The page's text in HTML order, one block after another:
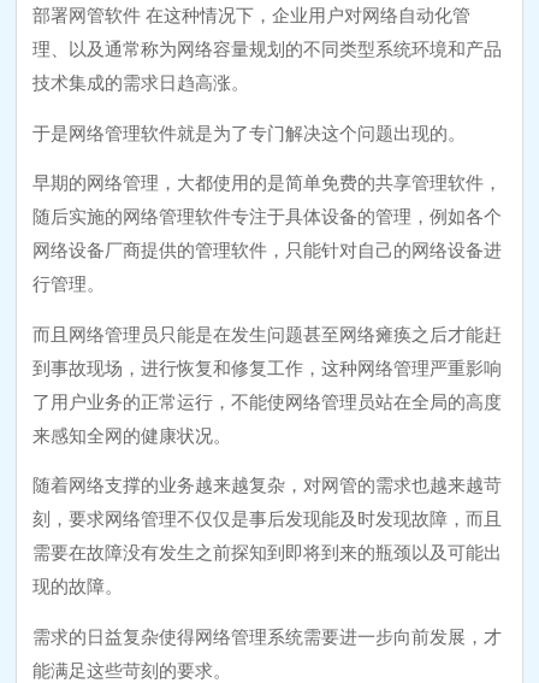
部署网管软件 在这种情况下，企业用户对网络自动化管
理、以及通常称为网络容量规划的不同类型系统环境和产品
技术集成的需求日趋高涨。
于是网络管理软件就是为了专门解决这个问题出现的。
早期的网络管理，大都使用的是简单免费的共享管理软件，
随后实施的网络管理软件专注于具体设备的管理，例如各个
网络设备厂商提供的管理软件，只能针对自己的网络设备进
行管理。
而且网络管理员只能是在发生问题甚至网络瘫痪之后才能赶
到事故现场，进行恢复和修复工作，这种网络管理严重影响
了用户业务的正常运行，不能使网络管理员站在全局的高度
来感知全网的健康状况。
随着网络支撑的业务越来越复杂，对网管的需求也越来越苛
刻，要求网络管理不仅仅是事后发现能及时发现故障，而且
需要在故障没有发生之前探知到即将到来的瓶颈以及可能出
现的故障。
需求的日益复杂使得网络管理系统需要进一步向前发展，才
能满足这些苛刻的要求。